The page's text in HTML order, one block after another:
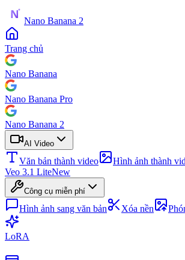
Nano Banana 2
Trang chủ
Nano Banana
Nano Banana Pro
Nano Banana 2
AI Video
Văn bản thành video Hình ảnh thành
Veo 3.1 LiteNew
Công cụ miễn phí
Hình ảnh sang văn bản Xóa nền
LoRA